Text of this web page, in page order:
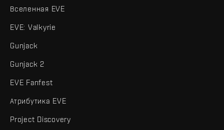
Вселенная EVE
EVE: Valkyrie
Gunjack
Gunjack 2
EVE Fanfest
Атрибутика EVE
Project Discovery